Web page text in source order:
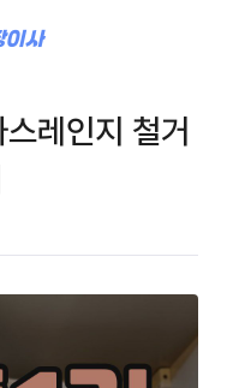
레인지 철거